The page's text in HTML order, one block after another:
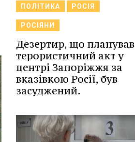
ПОЛІТИКА РОСІЯ
РОСІЯНИ
Дезертир, що планував
терористичний акт у
центрі Запоріжжя за
вказівкою Росії, був
засуджений.